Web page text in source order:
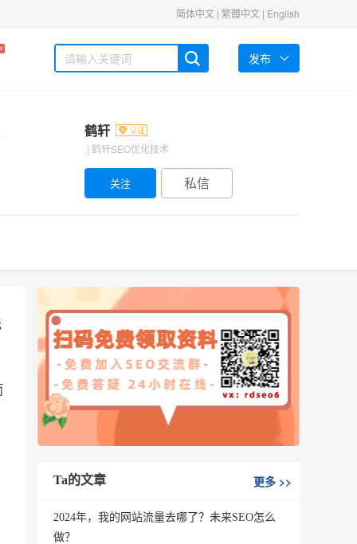
简体中文 | 繁體中文 | English
发布
鹤轩
| 鹤轩SEO优化技术
私信
Ta的文章 更多>>
2024年，我的网站流量去哪了？未来SEO怎么
做？